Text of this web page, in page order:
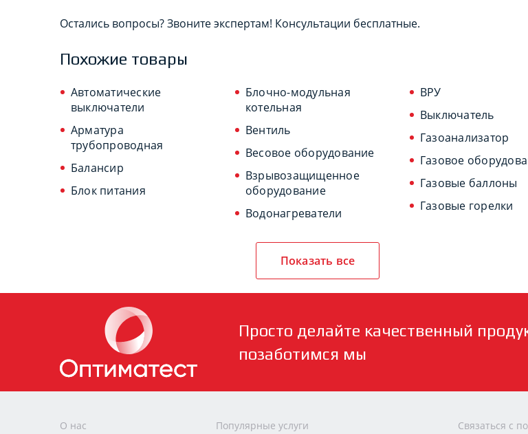
Остались вопросы? Звоните экспертам! Консультации бесплатные.
Похожие товары
Автоматические
выключатели
Арматура
трубопроводная
Балансир
Блок питания
Блочно-модульная
котельная
Вентиль
Весовое оборудование
Взрывозащищенное
оборудование
Водонагреватели
ВРУ
Выключатель
Газоанализатор
Газовое
Газовые баллоны
Газовые горелки
Показать все
Просто делайте качественный
позаботимся мы
О нас Популярные услуги Связаться с